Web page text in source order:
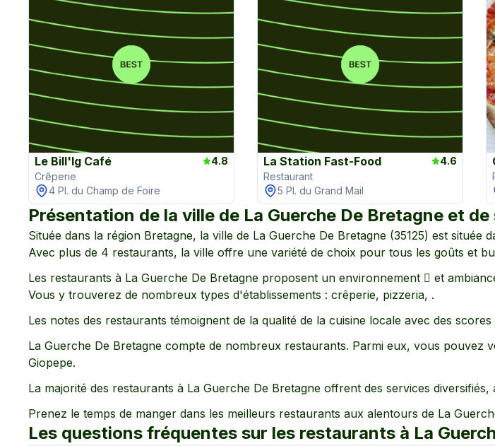
Le Bill'Ig Café
4.8
Crêperie
4 Pl. du Champ de Foire
La Station Fast-Food
4.6
Restaurant
5 Pl. du Grand Mail
Présentation de la ville de La Guerche De Bretagne et de
Située dans la région Bretagne, la ville de La Guerche De Bretagne (35125) est située
Avec plus de 4 restaurants, la ville offre une variété de choix pour tous les goûts et
Les restaurants à La Guerche De Bretagne proposent un environnement  et
Vous y trouverez de nombreux types d'établissements : crêperie, pizzeria, .
Les notes des restaurants témoignent de la qualité de la cuisine locale avec des
La Guerche De Bretagne compte de nombreux restaurants. Parmi eux, vous pouvez
Giopepe.
La majorité des restaurants à La Guerche De Bretagne offrent des services diversifiés,
Prenez le temps de manger dans les meilleurs restaurants aux alentours de La
Les questions fréquentes sur les restaurants à La